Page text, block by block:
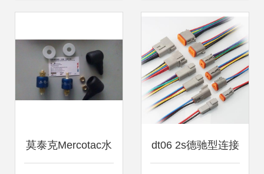
莫泰克Mercotac水 dt06 2s德驰型连接